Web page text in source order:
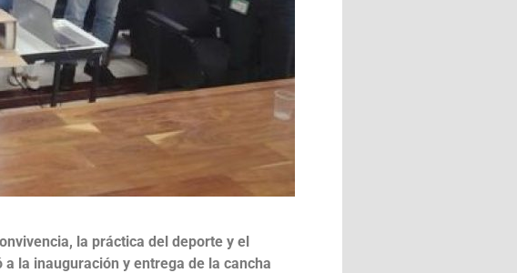
la práctica del deporte y el
la inauguración y entrega de la cancha